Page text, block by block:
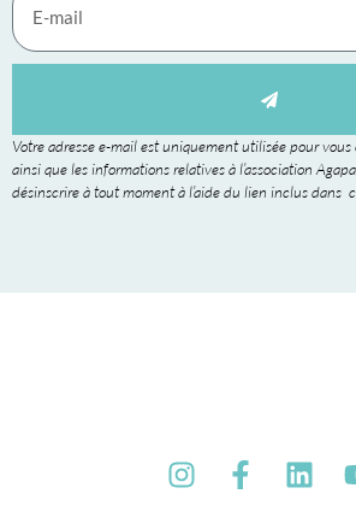
Votre adresse e-mail est uniquement utilisée pour
ainsi que les informations relatives à l’association
désinscrire à tout moment à l’aide du lien inclus dans